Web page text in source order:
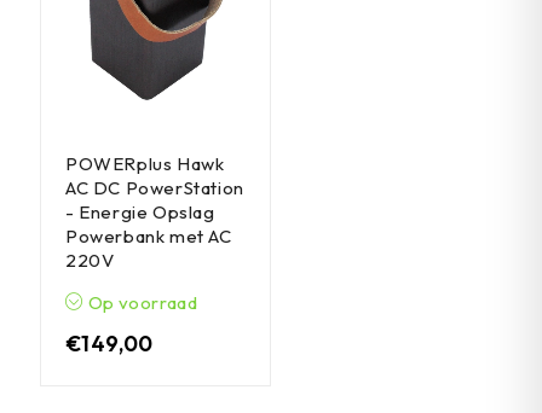
POWERplus Hawk
AC DC PowerStation
- Energie Opslag
Powerbank met AC
220V
Op voorraad
€149,00